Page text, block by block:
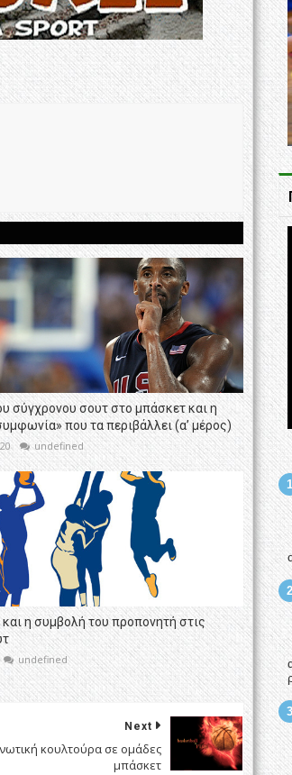
σύγχρονου σουτ στο μπάσκετ και η
που τα περιβάλλει (α’ μέρος)
undefined
η συμβολή του προπονητή στις
undefined
Next
κουλτούρα σε ομάδες
μπάσκετ